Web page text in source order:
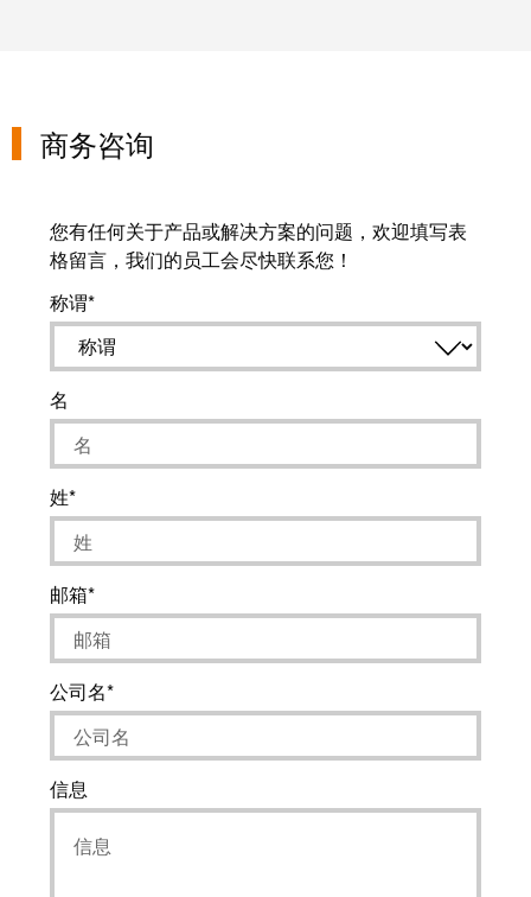
具
动
化
器
软
标
号
打
机
工
业
照
明
装
行
业
闻
新
联
系
土
新
力
战
“疫”，
同
心
“沪”
多
商务咨询
您有任何关于产品或解决方案的问题，欢迎填写表
格留言，我们的员工会尽快联系您！
称谓
名
姓
邮箱
公司名
信息